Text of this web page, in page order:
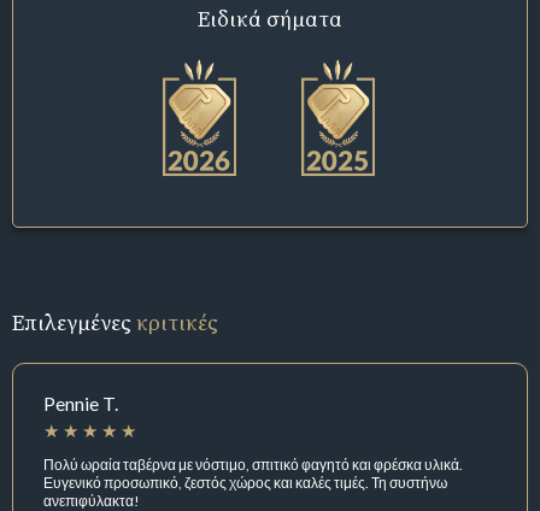
Ειδικά σήματα
Επιλεγμένεςκριτικές
Pennie T.
Πολύ ωραία ταβέρνα με νόστιμο, σπιτικό φαγητό και φρέσκα υλικά.
Ευγενικό προσωπικό, ζεστός χώρος και καλές τιμές. Τη συστήνω
ανεπιφύλακτα!